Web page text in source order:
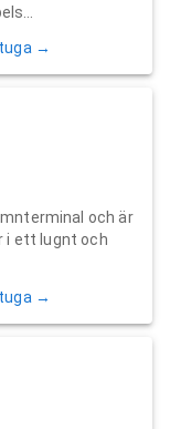
→
och är
i ett lugnt och
→